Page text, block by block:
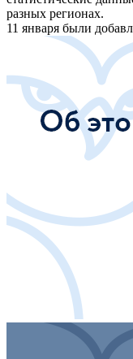
разных регионах.
11 января были